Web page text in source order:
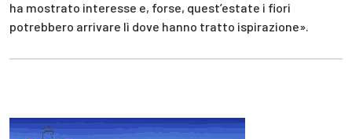
ha mostrato interesse e, forse, quest’estate i fiori
potrebbero arrivare lì dove hanno tratto ispirazione».